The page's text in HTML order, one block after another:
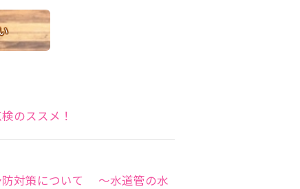
のススメ！
防対策について ～水道管の水